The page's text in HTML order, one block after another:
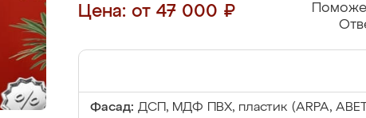
Цена: от 47 000 ₽
Фасад: ДСП, МДФ ПВХ, пластик (ARPA,